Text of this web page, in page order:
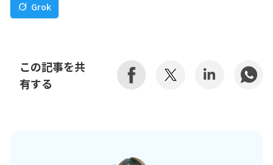
Grok
この記事を共
有する